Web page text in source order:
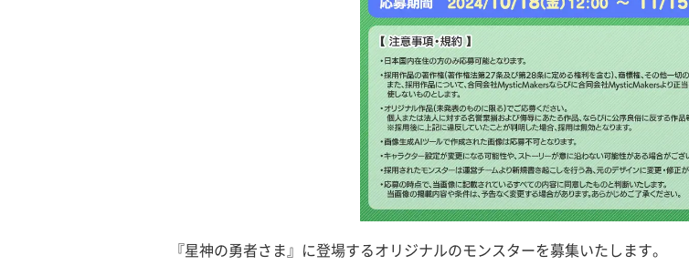
『星神の勇者さま』に登場するオリジナルのモンスターを募集いたします。